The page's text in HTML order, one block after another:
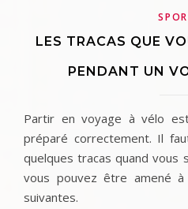
LES TRACAS QUE
PENDANT UN
Partir en voyage à vélo est un projet qui doit être
préparé correctement. Il
quelques tracas quand vous
vous pouvez être amené
suivantes.